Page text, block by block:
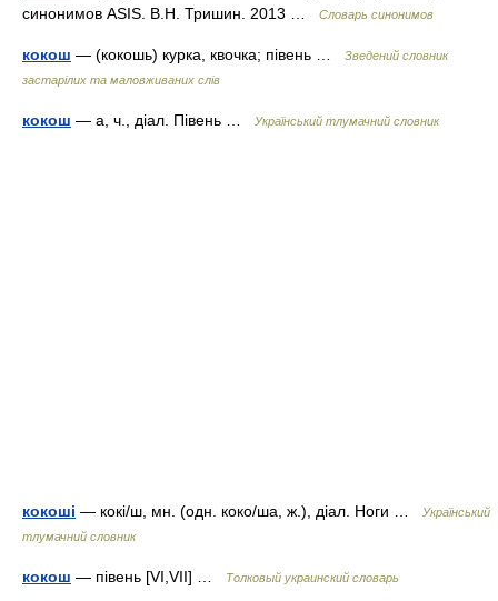
синонимов ASIS. В.Н. Тришин. 2013 …
Словарь синонимов
кокош — (кокошь) курка, квочка; півень …
Зведений словник
застарілих та маловживаних слів
кокош — а, ч., діал. Півень … Український тлумачний словник
кокоші — кокі/ш, мн. (одн. коко/ша, ж.), діал. Ноги …
Український
тлумачний словник
кокош — півень [VI,VII] … Толковый украинский словарь